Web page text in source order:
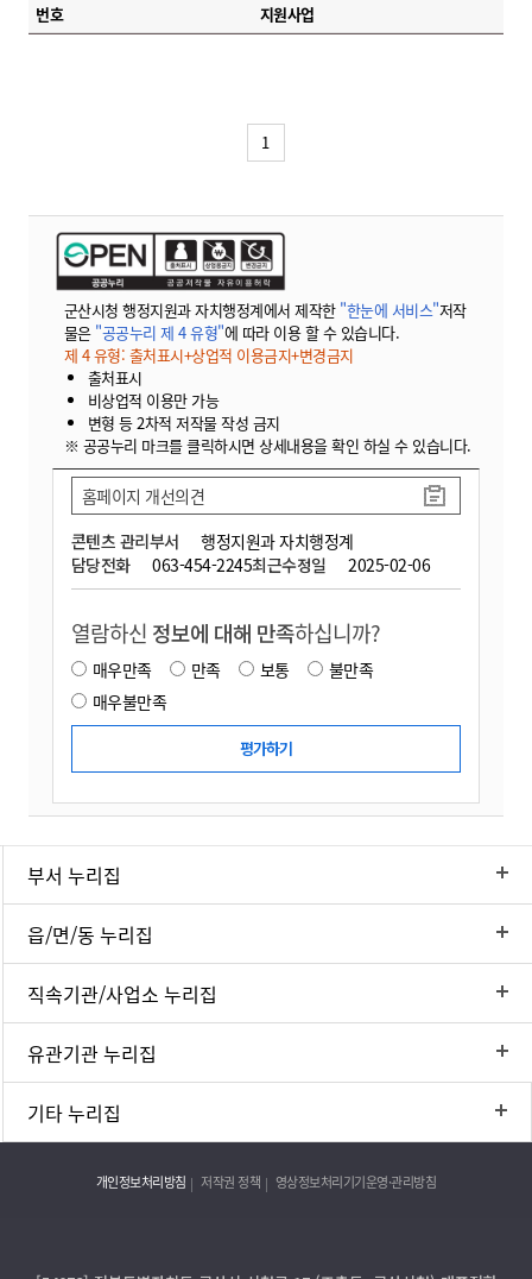
번호 지원사업
1
군산시청 행정지원과 자치행정계에서 제작한 "한눈에 서비스"저작
물은 "공공누리 제 4 유형"에 따라 이용 할 수 있습니다.
제 4 유형: 출처표시+상업적 이용금지+변경금지
출처표시
비상업적 이용만 가능
변형 등 2차적 저작물 작성 금지
※ 공공누리 마크를 클릭하시면 상세내용을 확인 하실 수 있습니다.
콘텐츠 관리부서
행정지원과 자치행정계
담당전화
063-454-2245최근수정일 2025-02-06
홈페이지 개선의견
열람하신 정보에 대해 만족하십니까?
매우만족 만족 보통
불만족
매우불만족
부서 누리집
읍/면/동 누리집
직속기관/사업소 누리집
유관기관 누리집
기타 누리집
개인정보처리방침 저작권 정책 영상정보처리기기운영·관리방침